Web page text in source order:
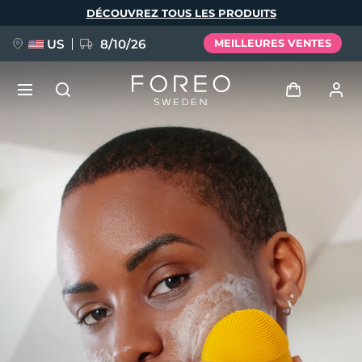
DÉCOUVREZ TOUS LES PRODUITS
US 8/10/26 MEILLEURES VENTES
Se connecter
Profil de l'utilisateur
Mes appareils
Mes commandes
Mes adresses
Mes abonnements
NOUVEAU
FAQ™ Pure Beauty-Tech Elixir
BREAKING NEWS
issa™ Teeth Whitening Set
Langue
English Deutsch
Español
Français
Italiano
Português
Svenska
Русский
Türkçe
简体中文 繁體中文